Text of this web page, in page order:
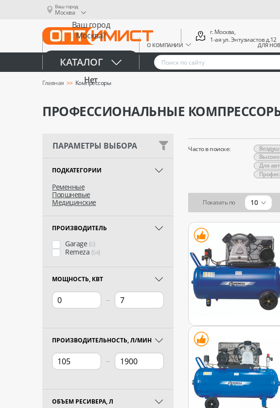
Ваш город
Москва
Ваш город
Москва?
Да
Нет
О КОМПАНИИ ДЛЯ
г. Москва,
1-ая ул. Энтузиастов д.12
КАТАЛОГ
Главная Компрессоры
ПРОФЕССИОНАЛЬНЫЕ
ПАРАМЕТРЫ ВЫБОРА
ПОДКАТЕГОРИИ
Ременные
Поршневые
Медицинские
ПРОИЗВОДИТЕЛЬ
Garage (0)
Remeza (54)
МОЩНОСТЬ, КВТ
−
ПРОИЗВОДИТЕЛЬНОСТЬ, Л/МИН
−
ОБЪЕМ РЕСИВЕРА, Л
Часто в поиске:
Для
Показать по 10